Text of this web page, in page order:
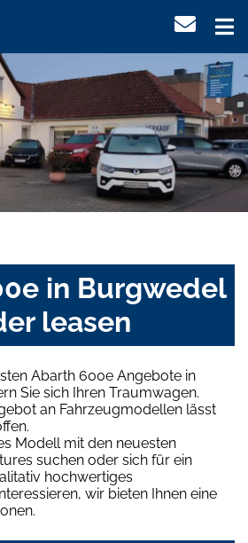
in Burgwedel
leasen
Abarth 600e Angebote in
Sie sich Ihren Traumwagen.
an Fahrzeugmodellen lässt
Modell mit den neuesten
suchen oder sich für ein
hochwertiges
wir bieten Ihnen eine